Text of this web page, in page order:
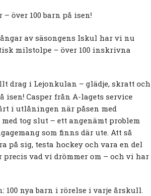
över 100 barn på isen!
av säsongens Iskul har vi nu
milstolpe – över 100 inskrivna
drag i Lejonkulan – glädje, skratt och
isen! Casper från A-lagets service
i utlåningen när påsen med
tog slut – ett angenämt problem
som finns där ute. Att så
på sig, testa hockey och vara en del
precis vad vi drömmer om – och vi har
100 nya barn i rörelse i varje årskull.